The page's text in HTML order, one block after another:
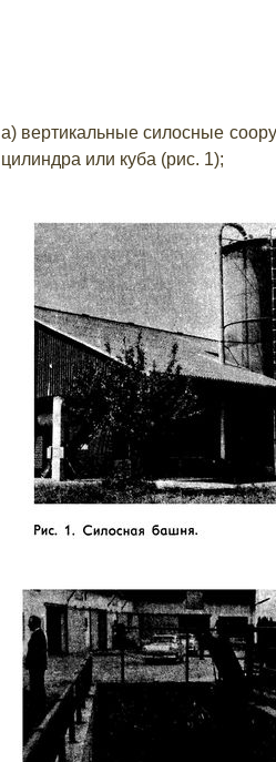
а) вертикальные силосные
цилиндра или куба (рис. 1);